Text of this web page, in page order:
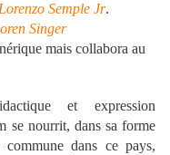
Lorenzo Semple Jr.
Singer
mais collabora au
et expression
se nourrit, dans sa forme
dans ce pays,